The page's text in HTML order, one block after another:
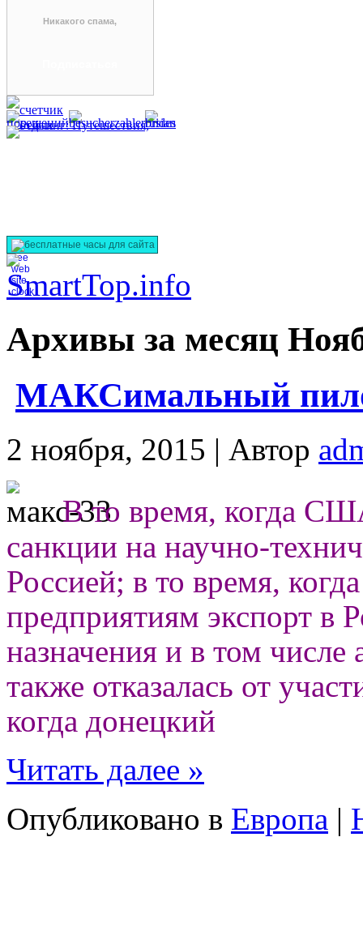
Никакого спама,
бесплатные часы для сайта
Архивы за месяц
МАКСимальный
2 ноября, 2015 | Автор
В то время, когда
санкции на научно-
Россией; в то время, когда
предприятиям экспорт в
назначения и в том
также отказалась от
когда донецкий
Читать далее »
Опубликовано в Европа |